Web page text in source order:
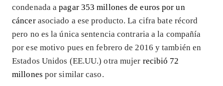
condenada apagar 353 millones de euros por un
cáncerasociado a ese producto. La cifra bate récord
pero no es la única sentencia contraria a la compañía
por ese motivo pues en febrero de 2016 y también en
Estados Unidos (EE.UU.) otra mujer recibió 72
millones por similar caso.